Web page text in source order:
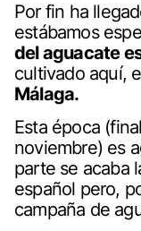
Por fin ha
estábamos
del aguacate
cultivado aquí,
Málaga.
Esta época
noviembre) es
parte se acaba
español pero,
campaña de